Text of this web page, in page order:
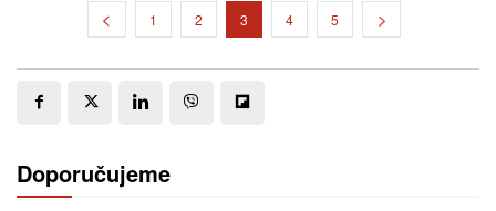
1 2 3 4 5
Doporučujeme